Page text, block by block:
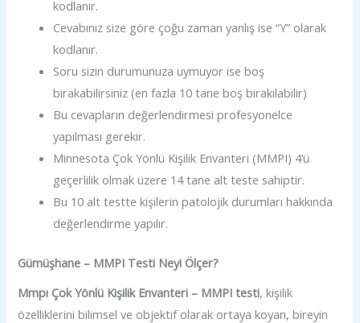
kodlanır.
Cevabınız size göre çoğu zaman yanlış ise “Y” olarak
kodlanır.
Soru sizin durumunuza uymuyor ise boş
bırakabilirsiniz (en fazla 10 tane boş bırakılabilir)
Bu cevapların değerlendirmesi profesyonelce
yapılması gerekir.
Minnesota Çok Yönlü Kişilik Envanteri (MMPI) 4’ü
geçerlilik olmak üzere 14 tane alt teste sahiptir.
Bu 10 alt testte kişilerin patolojik durumları hakkında
değerlendirme yapılır.
Gümüşhane – MMPI Testi Neyi Ölçer?
Mmpı Çok Yönlü Kişilik Envanteri – MMPI testi, kişilik
özelliklerini bilimsel ve objektif olarak ortaya koyan, bireyin